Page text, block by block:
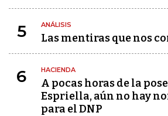
5 ANÁLISIS
Las mentiras que nos
6 HACIENDA
A pocas horas de la
Espriella, aún no hay
para el DNP